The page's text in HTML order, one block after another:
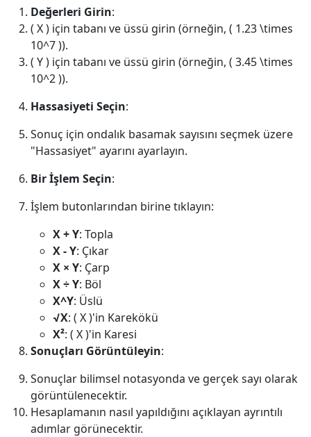
Değerleri Girin:
( X ) için tabanı ve üssü girin (örneğin, ( 1.23 \times
10^7 )).
( Y ) için tabanı ve üssü girin (örneğin, ( 3.45 \times
10^2 )).
Hassasiyeti Seçin:
Sonuç için ondalık basamak sayısını seçmek üzere
"Hassasiyet" ayarını ayarlayın.
Bir İşlem Seçin:
İşlem butonlarından birine tıklayın:
X + Y: Topla
X - Y: Çıkar
X × Y: Çarp
X ÷ Y: Böl
X^Y: Üslü
√X: ( X )'in Karekökü
X²: ( X )'in Karesi
Sonuçları Görüntüleyin:
Sonuçlar bilimsel notasyonda ve gerçek sayı olarak
görüntülenecektir.
Hesaplamanın nasıl yapıldığını açıklayan ayrıntılı
adımlar görünecektir.